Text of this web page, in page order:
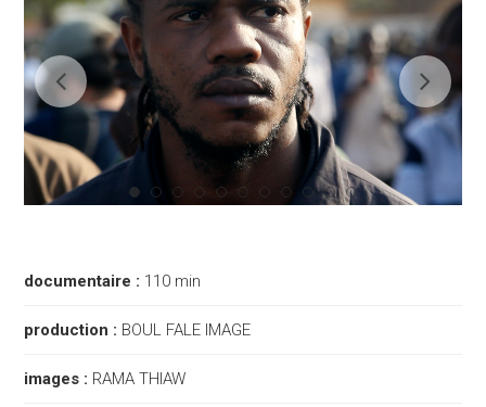
documentaire : 110 min
production : BOUL FALE IMAGE
images : RAMA THIAW